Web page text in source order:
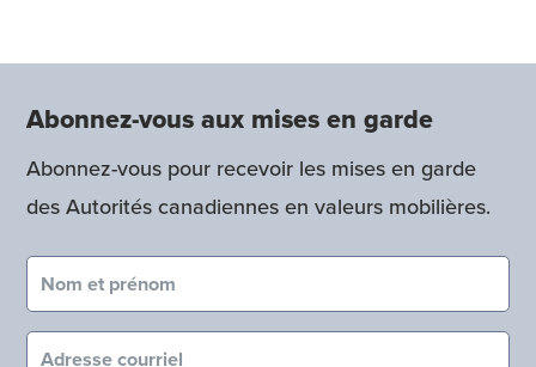
Abonnez-vous aux mises en garde
Abonnez-vous pour recevoir les mises en garde
des Autorités canadiennes en valeurs mobilières.
Nom et prénom (obligatoire)
Courriel (obligatoire)